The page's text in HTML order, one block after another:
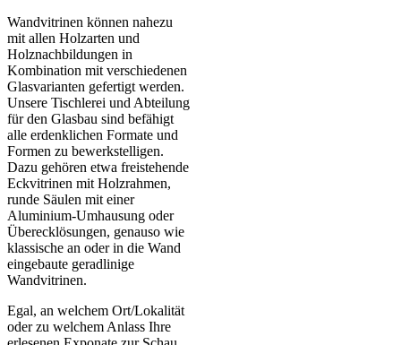
Wandvitrinen können nahezu
mit allen Holzarten und
Holznachbildungen in
Kombination mit verschiedenen
Glasvarianten gefertigt werden.
Unsere Tischlerei und Abteilung
für den Glasbau sind befähigt
alle erdenklichen Formate und
Formen zu bewerkstelligen.
Dazu gehören etwa freistehende
Eckvitrinen mit Holzrahmen,
runde Säulen mit einer
Aluminium-Umhausung oder
Überecklösungen, genauso wie
klassische an oder in die Wand
eingebaute geradlinige
Wandvitrinen.
Egal, an welchem Ort/Lokalität
oder zu welchem Anlass Ihre